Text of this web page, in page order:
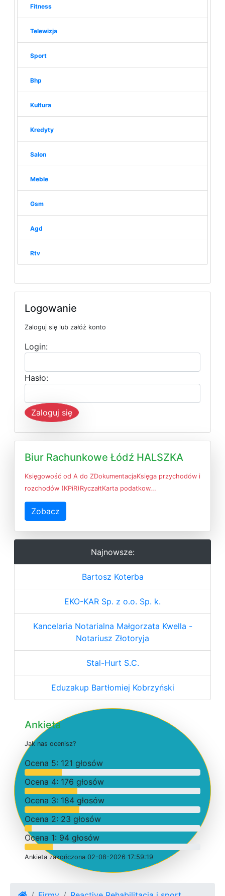
Fitness
Telewizja
Sport
Bhp
Kultura
Kredyty
Salon
Meble
Gsm
Agd
Rtv
Logowanie
Zaloguj się lub załóż konto
Login:
Hasło:
Zaloguj się
Biur Rachunkowe Łódź HALSZKA
Księgowość od A do ZDokumentacjaKsięga przychodów i
rozchodów (KPiR)RyczałtKarta podatkow...
Zobacz
Najnowsze:
Bartosz Koterba
EKO-KAR Sp. z o.o. Sp. k.
Kancelaria Notarialna Małgorzata Kwella -
Notariusz Złotoryja
Stal-Hurt S.C.
Eduzakup Bartłomiej Kobrzyński
Ankieta
Jak nas ocenisz?
Ocena 5: 121 głosów
Ocena 4: 176 głosów
Ocena 3: 184 głosów
Ocena 2: 23 głosów
Ocena 1: 94 głosów
Ankieta zakończona 02-08-2026 17:59:19